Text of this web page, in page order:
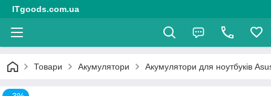
ITgoods.com.ua
Товари Акумулятори Акумулятори для ноутбуків